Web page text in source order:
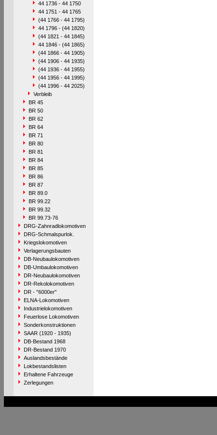
44 1736 - 44 1750
44 1751 - 44 1765
(44 1766 - 44 1795)
44 1796 - (44 1820)
(44 1821 - 44 1845)
44 1846 - (44 1865)
(44 1866 - 44 1905)
(44 1906 - 44 1935)
(44 1936 - 44 1955)
(44 1956 - 44 1995)
(44 1996 - 44 2025)
Verbleib
BR 45
BR 50
BR 62
BR 64
BR 71
BR 80
BR 81
BR 84
BR 85
BR 86
BR 87
BR 89.0
BR 99.22
BR 99.32
BR 99.73-76
DRG-Zahnradlokomotiven
DRG-Schmalspurlok.
Kriegslokomotiven
Verlagerungsbauten
DB-Neubaulokomotiven
DB-Umbaulokomotiven
DR-Neubaulokomotiven
DR-Rekolokomotiven
DR - "6000er"
ELNA-Lokomotiven
Industrielokomotiven
Feuerlose Lokomotiven
Sonderkonstruktionen
SAAR (1920 - 1935)
DB-Bestand 1968
DR-Bestand 1970
Auslandsbestände
Lokbestandslisten
Erhaltene Fahrzeuge
Zerlegungen